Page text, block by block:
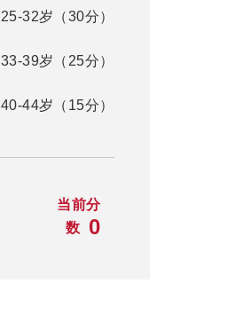
25-32岁（30分）
33-39岁（25分）
40-44岁（15分）
当前分
数
0